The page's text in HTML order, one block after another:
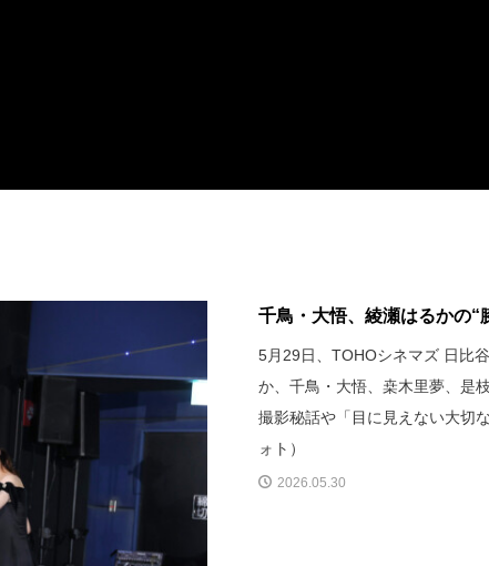
千鳥・大悟、綾瀬はるかの“
5月29日、TOHOシネマズ 日比
か、千鳥・大悟、桒木里夢、是
撮影秘話や「目に見えない大切
ォト）
2026.05.30